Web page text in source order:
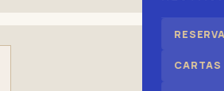
CARTAS